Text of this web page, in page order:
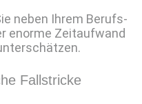
neben Ihrem Berufs-
enorme Zeitaufwand
Fallstricke